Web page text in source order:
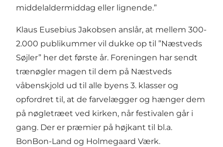
middelaldermiddag eller lignende.”
Klaus Eusebius Jakobsen anslår, at mellem 300-
2.000 publikummer vil dukke op til ”Næstveds
Søjler” her det første år. Foreningen har sendt
trænøgler magen til dem på Næstveds
våbenskjold ud til alle byens 3. klasser og
opfordret til, at de farvelægger og hænger dem
på nøgletræet ved kirken, når festivalen går i
gang. Der er præmier på højkant til bl.a.
BonBon-Land og Holmegaard Værk.